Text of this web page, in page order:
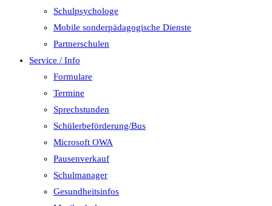
Schulpsychologe
Mobile sonderpädagogische Dienste
Partnerschulen
Service / Info
Formulare
Termine
Sprechstunden
Schülerbeförderung/Bus
Microsoft OWA
Pausenverkauf
Schulmanager
Gesundheitsinfos